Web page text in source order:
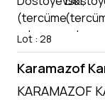
Lot : 28
Karamazof
KARAMAZOF